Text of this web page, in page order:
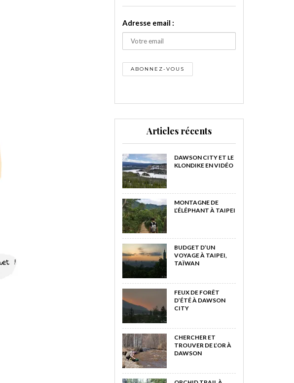
Adresse email :
Articles récents
DAWSON CITY ET LE
KLONDIKE EN VIDÉO
MONTAGNE DE
L’ÉLÉPHANT À TAIPEI
BUDGET D’UN
VOYAGE À TAIPEI,
TAÏWAN
FEUX DE FORÊT
D’ÉTÉ À DAWSON
CITY
CHERCHER ET
TROUVER DE L’OR À
DAWSON